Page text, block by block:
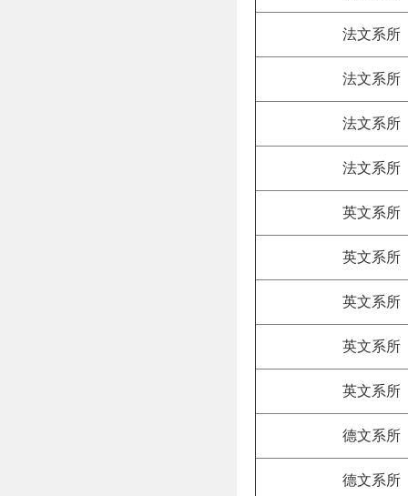
法文系所
法文系所
法文系所
法文系所
英文系所
英文系所
英文系所
英文系所
英文系所
德文系所
德文系所